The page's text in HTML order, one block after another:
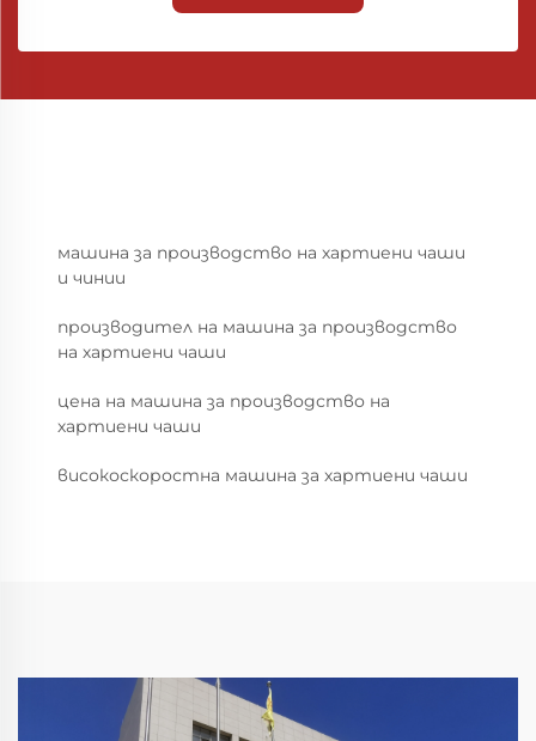
машина за производство на хартиени чаши
и чинии
производител на машина за производство
на хартиени чаши
цена на машина за производство на
хартиени чаши
високоскоростна машина за хартиени чаши